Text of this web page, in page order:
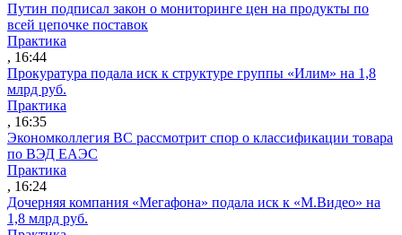
Путин подписал закон о мониторинге цен на продукты по
всей цепочке поставок
Практика
, 16:44
Прокуратура подала иск к структуре группы «Илим» на 1,8
млрд руб.
Практика
, 16:35
Экономколлегия ВС рассмотрит спор о классификации товара
по ВЭД ЕАЭС
Практика
, 16:24
Дочерняя компания «Мегафона» подала иск к «М.Видео» на
1,8 млрд руб.